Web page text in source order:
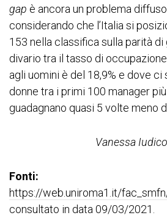
gap è ancora un problema
considerando che l’Italia si
153 nella classifica sulla parità di
divario tra il tasso di
agli uomini è del 18,9% e dove
donne tra i primi 100 manager
guadagnano quasi 5 volte meno
Vanessa
Fonti:
https://web.uniroma1.it/
consultato in data 09/03/2021.